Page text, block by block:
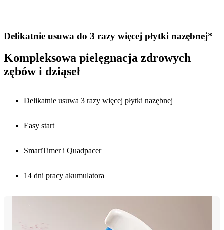
Delikatnie usuwa do 3 razy więcej płytki nazębnej*
Kompleksowa pielęgnacja zdrowych
zębów i dziąseł
Delikatnie usuwa 3 razy więcej płytki nazębnej
Easy start
SmartTimer i Quadpacer
14 dni pracy akumulatora